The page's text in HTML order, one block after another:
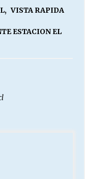
, VISTA RAPIDA
ESTACION EL